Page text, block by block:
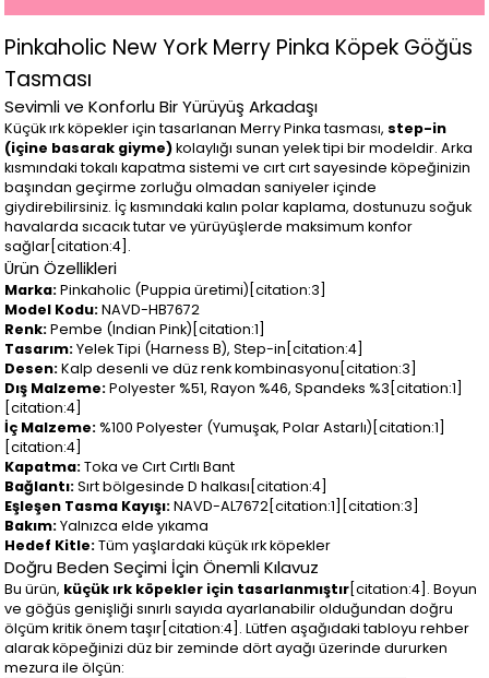
Pinkaholic New York Merry Pinka Köpek Göğüs
Tasması
Sevimli ve Konforlu Bir Yürüyüş Arkadaşı
Küçük ırk köpekler için tasarlanan Merry Pinka tasması, step-in
(içine basarak giyme)kolaylığı sunan yelek tipi bir modeldir. Arka
kısmındaki tokalı kapatma sistemi ve cırt cırt sayesinde köpeğinizin
başından geçirme zorluğu olmadan saniyeler içinde
giydirebilirsiniz. İç kısmındaki kalın polar kaplama, dostunuzu soğuk
havalarda sıcacık tutar ve yürüyüşlerde maksimum konfor
sağlar[citation:4].
Ürün Özellikleri
Marka:Pinkaholic (Puppia üretimi)[citation:3]
Model Kodu:NAVD-HB7672
Renk:Pembe (Indian Pink)[citation:1]
Tasarım:Yelek Tipi (Harness B), Step-in[citation:4]
Desen:Kalp desenli ve düz renk kombinasyonu[citation:3]
Dış Malzeme:Polyester %51, Rayon %46, Spandeks %3[citation:1]
[citation:4]
İç Malzeme:%100 Polyester (Yumuşak, Polar Astarlı)[citation:1]
[citation:4]
Kapatma:Toka ve Cırt Cırtlı Bant
Bağlantı:Sırt bölgesinde D halkası[citation:4]
Eşleşen Tasma Kayışı:NAVD-AL7672[citation:1][citation:3]
Bakım:Yalnızca elde yıkama
Hedef Kitle:Tüm yaşlardaki küçük ırk köpekler
Doğru Beden Seçimi İçin Önemli Kılavuz
Bu ürün, küçük ırk köpekler için tasarlanmıştır [citation:4]. Boyun
ve göğüs genişliği sınırlı sayıda ayarlanabilir olduğundan doğru
ölçüm kritik önem taşır[citation:4]. Lütfen aşağıdaki tabloyu rehber
alarak köpeğinizi düz bir zeminde dört ayağı üzerinde dururken
mezura ile ölçün: